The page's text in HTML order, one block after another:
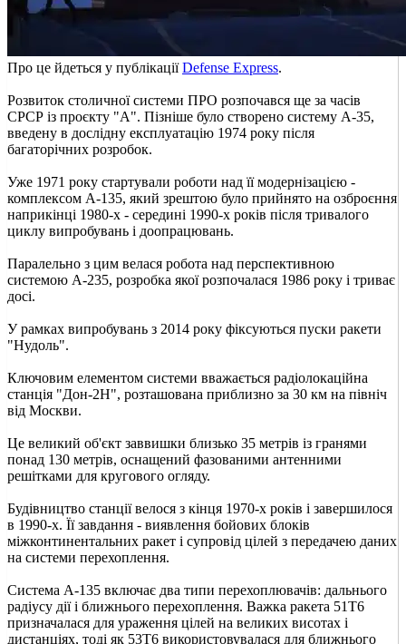
Про це йдеться у публікаціїDefense Express.
Розвиток столичної системи ПРО розпочався ще за часів
СРСР із проєкту "А". Пізніше було створено систему А-35,
введену в дослідну експлуатацію 1974 року після
багаторічних розробок.
Уже 1971 року стартували роботи над її модернізацією -
комплексом А-135, який зрештою було прийнято на озброєння
наприкінці 1980-х - середині 1990-х років після тривалого
циклу випробувань і доопрацювань.
Паралельно з цим велася робота над перспективною
системою А-235, розробка якої розпочалася 1986 року і триває
досі.
У рамках випробувань з 2014 року фіксуються пуски ракети
"Нудоль".
Ключовим елементом системи вважається радіолокаційна
станція "Дон-2Н", розташована приблизно за 30 км на північ
від Москви.
Це великий об'єкт заввишки близько 35 метрів із гранями
понад 130 метрів, оснащений фазованими антенними
решітками для кругового огляду.
Будівництво станції велося з кінця 1970-х років і завершилося
в 1990-х. Її завдання - виявлення бойових блоків
міжконтинентальних ракет і супровід цілей з передачею даних
на системи перехоплення.
Система А-135 включає два типи перехоплювачів: дальнього
радіусу дії і ближнього перехоплення. Важка ракета 51Т6
призначалася для ураження цілей на великих висотах і
дистанціях, тоді як 53Т6 використовувалася для ближнього